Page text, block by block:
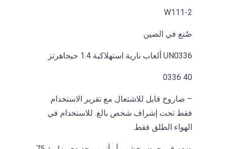
W111-2
صُنع في الصين
UN0336 ألعاب نارية استهلاكية 1.4 جيجاهرتز
40 0336
– صاروخ قابل للاشتعال مع تقرير الاستخدام
فقط تحت إشراف شخص بالغ. للاستخدام في
الهواء الطلق فقط.